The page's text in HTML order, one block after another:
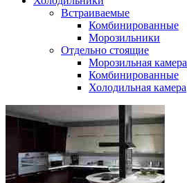
Встраиваемые
Комбинированные
Морозильники
Отдельно стоящие
Морозильная камера
Комбинированные
Холодильная камера